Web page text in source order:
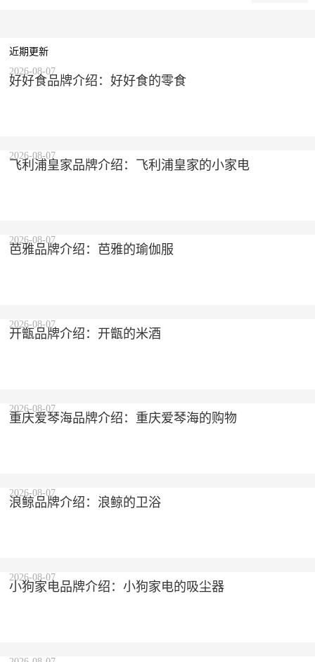
近期更新
好好食品牌介绍：好好食的零食
2026-08-07
飞利浦皇家品牌介绍：飞利浦皇家的小家电
2026-08-07
芭雅品牌介绍：芭雅的瑜伽服
2026-08-07
开甑品牌介绍：开甑的米酒
2026-08-07
重庆爱琴海品牌介绍：重庆爱琴海的购物
2026-08-07
浪鲸品牌介绍：浪鲸的卫浴
2026-08-07
小狗家电品牌介绍：小狗家电的吸尘器
2026-08-07